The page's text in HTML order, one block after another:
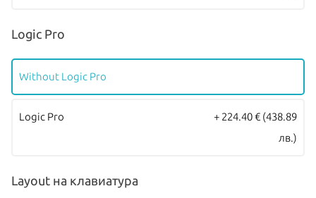
Logic Pro
Without Logic Pro
Logic Pro + 224.40 € (438.89
лв.)
Layout на клавиатура